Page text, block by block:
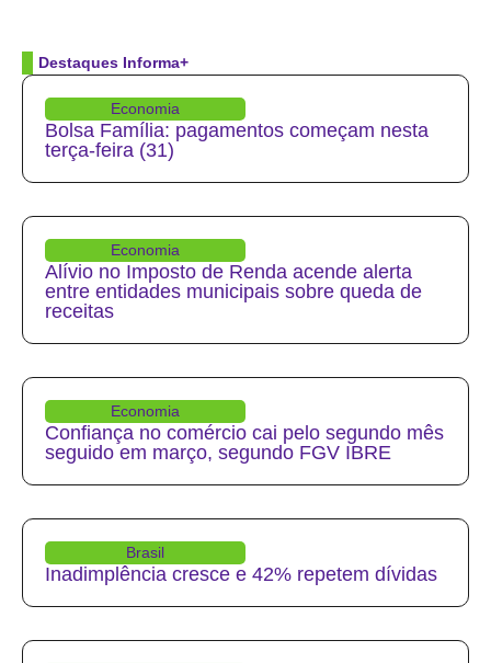
Destaques Informa+
Economia
Bolsa Família: pagamentos começam nesta
terça-feira (31)
Economia
Alívio no Imposto de Renda acende alerta
entre entidades municipais sobre queda de
receitas
Economia
Confiança no comércio cai pelo segundo mês
seguido em março, segundo FGV IBRE
Brasil
Inadimplência cresce e 42% repetem dívidas